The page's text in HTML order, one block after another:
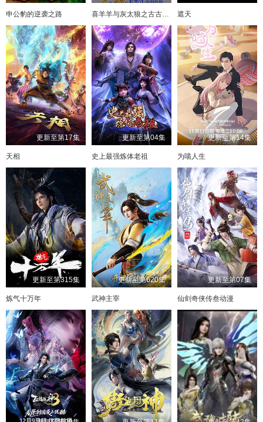
申公豹的逆袭之路 喜羊羊与灰太狼之古古怪界有古怪 遮天
更新至第17集
天相
更新至第04集
史上最强炼体老祖
更新至第14集
为喵人生
更新至第315集
炼气十万年
更新至第620集
武神主宰
更新至第07集
仙剑奇侠传叁动漫